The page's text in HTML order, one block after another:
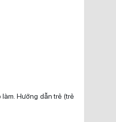
Hướng dẫn trẻ (trẻ